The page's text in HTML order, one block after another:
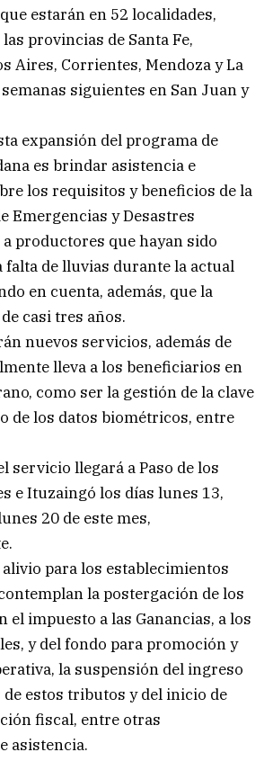
estarán en 52 localidades,
provincias de Santa Fe,
Aires, Corrientes, Mendoza y La
siguientes en San Juan y
expansión del programa de
es brindar asistencia e
los requisitos y beneficios de la
Emergencias y Desastres
productores que hayan sido
falta de lluvias durante la actual
en cuenta, además, que la
casi tres años.
nuevos servicios, además de
lleva a los beneficiarios en
como ser la gestión de la clave
de los datos biométricos, entre
servicio llegará a Paso de los
e Ituzaingó los días lunes 13,
20 de este mes,
alivio para los establecimientos
la postergación de los
el impuesto a las Ganancias, a los
y del fondo para promoción y
la suspensión del ingreso
estos tributos y del inicio de
fiscal, entre otras
asistencia.